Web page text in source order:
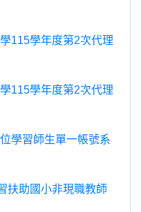
115學年度第2次代理
115學年度第2次代理
學習師生單一帳號系
扶助國小非現職教師